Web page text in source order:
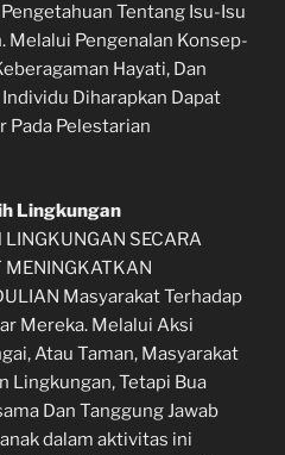
Tentang Isu-Isu
Melalui Pengenalan Konsep-
Hayati, Dan
Diharapkan Dapat
Pada Pelestarian
Lingkungan
SECARA
MENINGKATKAN
Masyarakat Terhadap
Mereka. Melalui Aksi
Atau Taman, Masyarakat
Lingkungan, Tetapi Bua
Dan Tanggung Jawab
dalam aktivitas ini